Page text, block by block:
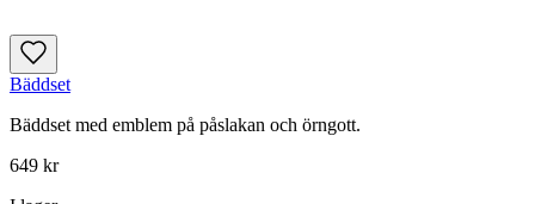
Bäddset
Bäddset med emblem på påslakan och örngott.
649 kr